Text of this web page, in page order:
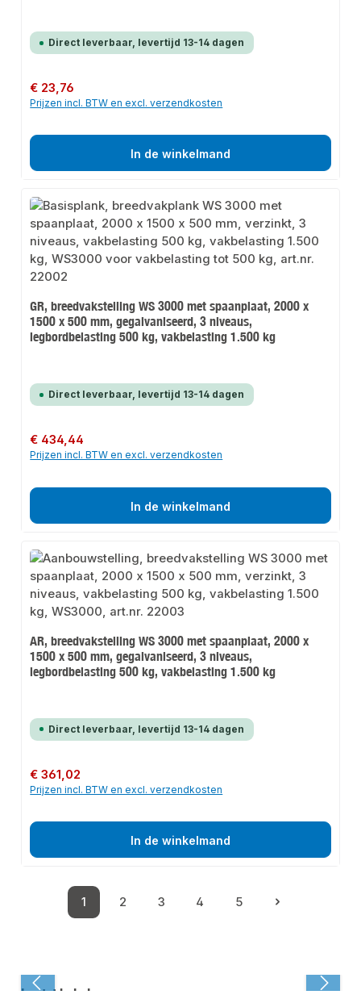
Direct leverbaar, levertijd 13-14 dagen
Normale prijs:
€ 23,76
Prijzen incl. BTW en excl. verzendkosten
In de winkelmand
GR, breedvakstelling WS 3000 met spaanplaat, 2000 x
1500 x 500 mm, gegalvaniseerd, 3 niveaus,
legbordbelasting 500 kg, vakbelasting 1.500 kg
Direct leverbaar, levertijd 13-14 dagen
Normale prijs:
€ 434,44
Prijzen incl. BTW en excl. verzendkosten
In de winkelmand
AR, breedvakstelling WS 3000 met spaanplaat, 2000 x
1500 x 500 mm, gegalvaniseerd, 3 niveaus,
legbordbelasting 500 kg, vakbelasting 1.500 kg
Direct leverbaar, levertijd 13-14 dagen
Normale prijs:
€ 361,02
Prijzen incl. BTW en excl. verzendkosten
In de winkelmand
Pagina
1
Pagina
2
Pagina
3
Pagina
4
Pagina
5
Laatst bekeken: